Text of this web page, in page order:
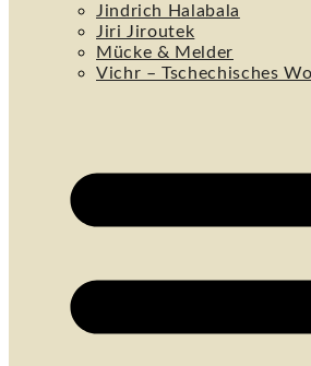
Jindrich Halabala
Jiri Jiroutek
Mücke & Melder
Vichr – Tschechisches